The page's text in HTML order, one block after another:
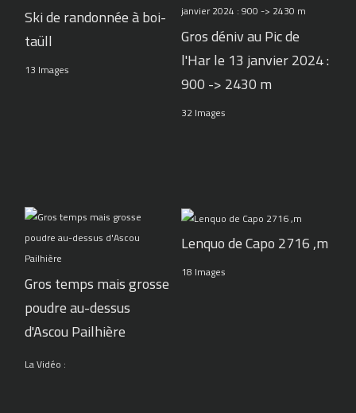
Ski de randonnée à boi-
taüll
13 Images
Gros déniv au Pic de
l'Har le 13 janvier 2024 :
900 -> 2430 m
32 Images
Gros temps mais grosse
poudre au-dessus
d'Ascou Pailhière
La Vidéo :
Lenquo de Capo 2716 ,m
18 Images